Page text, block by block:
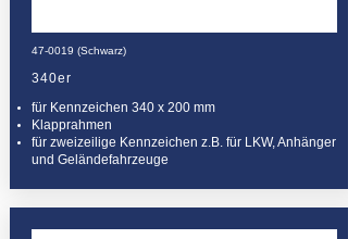
47-0019 (Schwarz)
340er
für Kennzeichen 340 x 200 mm
Klapprahmen
für zweizeilige Kennzeichen z.B. für LKW, Anhänger
und Geländefahrzeuge